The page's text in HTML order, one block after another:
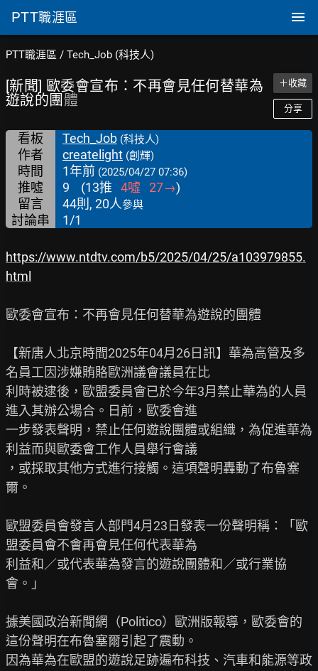
PTT職涯區
PTT職涯區 / Tech_Job (科技人)
[新聞] 歐委會宣布：不再會見任何替華為
遊說的團 體
＋收藏
分享
看板 Tech_Job (科技人)
作者 createlight (創輝)
時間 1年前 (2025/04/27 07:36)
推噓 9 (13推 4噓 27→)
留言
44則, 20人參與
討論串 1/1
https://www.ntdtv.com/b5/2025/04/25/a103979855.
html
歐委會宣布：不再會見任何替華為遊說的團體
【新唐人北京時間2025年04月26日訊】華為高管及多
名員工因涉嫌賄賂歐洲議會議員在比
利時被逮後，歐盟委員會已於今年3月禁止華為的人員
進入其辦公場合。日前，歐委會進
一步發表聲明，禁止任何遊說團體或組織，為促進華為
利益而與歐委會工作人員舉行會議
，或採取其他方式進行接觸。這項聲明轟動了布魯塞
爾。
歐盟委員會發言人部門4月23日發表一份聲明稱：「歐
盟委員會不會再會見任何代表華為
利益和／或代表華為發言的遊說團體和／或行業協
會。」
據美國政治新聞網（Politico）歐洲版報導，歐委會的
這份聲明在布魯塞爾引起了震動。
因為華為在歐盟的遊說足跡遍布科技、汽車和能源等政